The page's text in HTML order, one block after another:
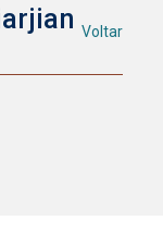
Voltar